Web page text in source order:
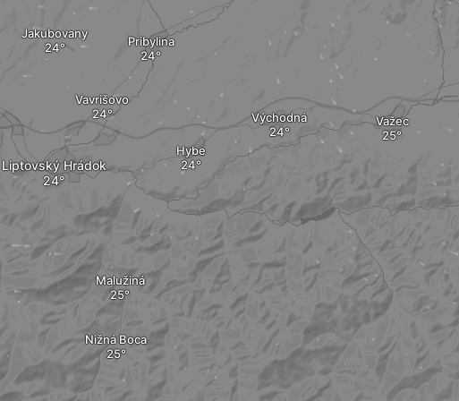
Východná Važec
Vavrišovo
Jakubovany
Pribylina
Hybe
Liptovský Hrádok
Malužiná
Nižná Boca